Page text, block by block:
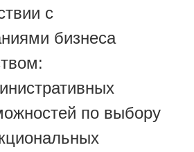
с
бизнеса
по выбору